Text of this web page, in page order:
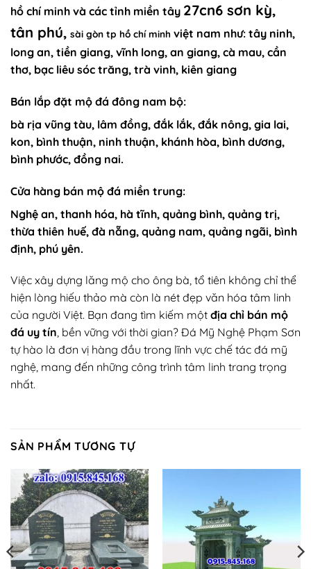
hồ chí minh và các tỉnh miền tây 27cn6 sơn kỳ,
tân phú, sài gòn tp hồ chí minh việt nam như: tây ninh,
long an, tiền giang, vĩnh long, an giang, cà mau, cần
thơ, bạc liêu sóc trăng, trà vinh, kiên giang
Bán lắp đặt mộ đá đông nam bộ:
bà rịa vũng tàu, lâm đồng, đắk lắk, đắk nông, gia lai,
kon, bình thuận, ninh thuận, khánh hòa, bình dương,
bình phước, đồng nai.
Cửa hàng bán mộ đá miền trung:
Nghệ an, thanh hóa, hà tĩnh, quảng bình, quảng trị,
thừa thiên huế, đà nẵng, quảng nam, quảng ngãi, bình
định, phú yên.
Việc xây dựng lăng mộ cho ông bà, tổ tiên không chỉ thể
hiện lòng hiếu thảo mà còn là nét đẹp văn hóa tâm linh
của người Việt. Bạn đang tìm kiếm một địa chỉ bán mộ
đá uy tín, bền vững với thời gian? Đá Mỹ Nghệ Phạm Sơn
tự hào là đơn vị hàng đầu trong lĩnh vực chế tác đá mỹ
nghệ, mang đến những công trình tâm linh trang trọng
nhất.
SẢN PHẨM TƯƠNG TỰ